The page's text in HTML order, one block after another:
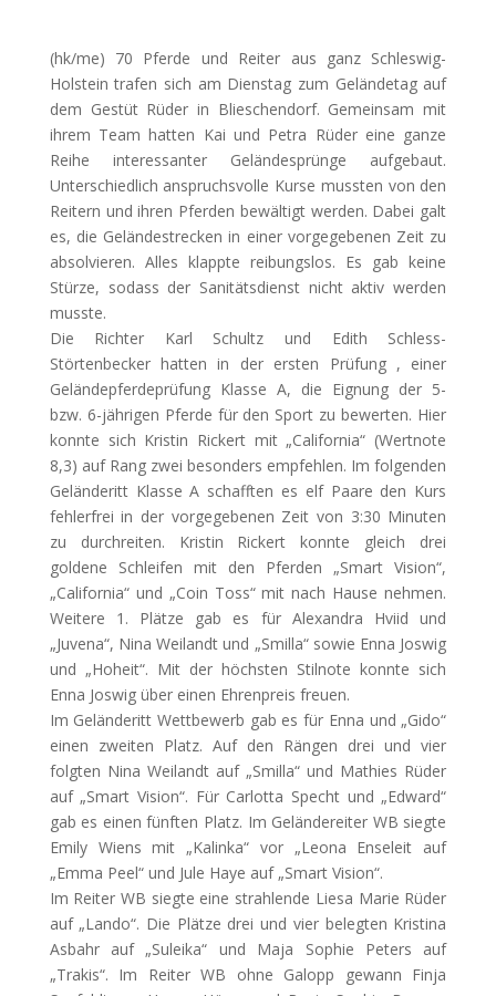
(hk/me) 70 Pferde und Reiter aus ganz Schleswig-
Holstein trafen sich am Dienstag zum Geländetag auf
dem Gestüt Rüder in Blieschendorf. Gemeinsam mit
ihrem Team hatten Kai und Petra Rüder eine ganze
Reihe interessanter Geländesprünge aufgebaut.
Unterschiedlich anspruchsvolle Kurse mussten von den
Reitern und ihren Pferden bewältigt werden. Dabei galt
es, die Geländestrecken in einer vorgegebenen Zeit zu
absolvieren. Alles klappte reibungslos. Es gab keine
Stürze, sodass der Sanitätsdienst nicht aktiv werden
musste.
Die Richter Karl Schultz und Edith Schless-
Störtenbecker hatten in der ersten Prüfung , einer
Geländepferdeprüfung Klasse A, die Eignung der 5-
bzw. 6-jährigen Pferde für den Sport zu bewerten. Hier
konnte sich Kristin Rickert mit „California“ (Wertnote
8,3) auf Rang zwei besonders empfehlen. Im folgenden
Geländeritt Klasse A schafften es elf Paare den Kurs
fehlerfrei in der vorgegebenen Zeit von 3:30 Minuten
zu durchreiten. Kristin Rickert konnte gleich drei
goldene Schleifen mit den Pferden „Smart Vision“,
„California“ und „Coin Toss“ mit nach Hause nehmen.
Weitere 1. Plätze gab es für Alexandra Hviid und
„Juvena“, Nina Weilandt und „Smilla“ sowie Enna Joswig
und „Hoheit“. Mit der höchsten Stilnote konnte sich
Enna Joswig über einen Ehrenpreis freuen.
Im Geländeritt Wettbewerb gab es für Enna und „Gido“
einen zweiten Platz. Auf den Rängen drei und vier
folgten Nina Weilandt auf „Smilla“ und Mathies Rüder
auf „Smart Vision“. Für Carlotta Specht und „Edward“
gab es einen fünften Platz. Im Geländereiter WB siegte
Emily Wiens mit „Kalinka“ vor „Leona Enseleit auf
„Emma Peel“ und Jule Haye auf „Smart Vision“.
Im Reiter WB siegte eine strahlende Liesa Marie Rüder
auf „Lando“. Die Plätze drei und vier belegten Kristina
Asbahr auf „Suleika“ und Maja Sophie Peters auf
„Trakis“. Im Reiter WB ohne Galopp gewann Finja